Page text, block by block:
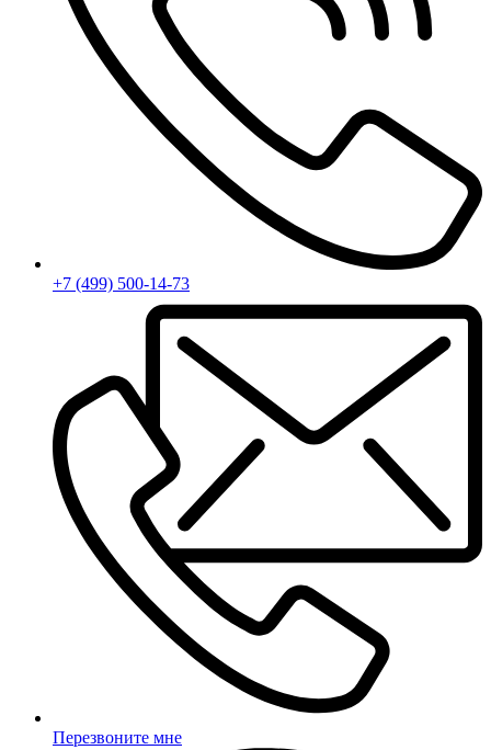
+7 (499) 500-14-73
Перезвоните мне